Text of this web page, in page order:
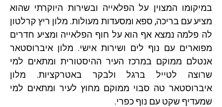
במיקומו המצוין על הפלאייה ובשירות היוקרתי שהוא
מציע עם בריכה, ספא ומסעדות מעולות. מלון ריץ קרלטון
לה פלמה נמצא אף הוא על חוף הפלאייה ומציע חדרים
מפוארים עם נוף לים ושירות אישי. מלון איברוסטאר
אנטלם ממוקם במרכז העיר ההיסטורית ומתאים למי
שרוצה לטייל ברגל ולבקר באטרקציות. מלון
איברוסטאר טה סבוי ממוקם מחוץ לעיר ומתאים למי
שמעדיף שקט עם נוף כפרי.